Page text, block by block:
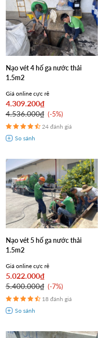
Nạo vét 4 hố ga nước thải
1.5m2
Giá online cực rẻ
4.309.200₫
4.536.000₫ -5%
24 đánh giá
Nạo vét 5 hố ga nước thải
1.5m2
Giá online cực rẻ
5.022.000₫
5.400.000₫ -7%
18 đánh giá